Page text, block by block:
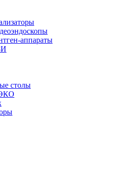
аппараты
столы